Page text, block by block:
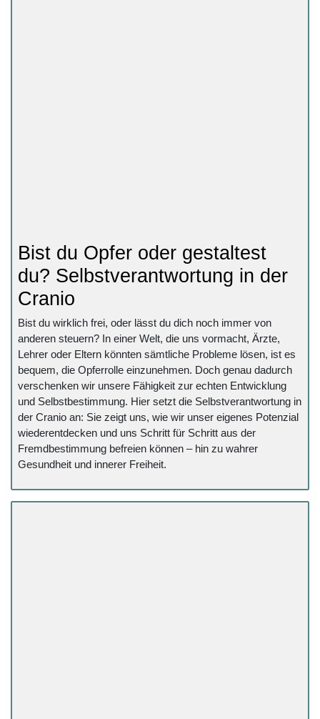
Bist du Opfer oder gestaltest
du? Selbstverantwortung in der
Cranio
Bist du wirklich frei, oder lässt du dich noch immer von
anderen steuern? In einer Welt, die uns vormacht, Ärzte,
Lehrer oder Eltern könnten sämtliche Probleme lösen, ist es
bequem, die Opferrolle einzunehmen. Doch genau dadurch
verschenken wir unsere Fähigkeit zur echten Entwicklung
und Selbstbestimmung. Hier setzt die Selbstverantwortung in
der Cranio an: Sie zeigt uns, wie wir unser eigenes Potenzial
wiederentdecken und uns Schritt für Schritt aus der
Fremdbestimmung befreien können – hin zu wahrer
Gesundheit und innerer Freiheit.